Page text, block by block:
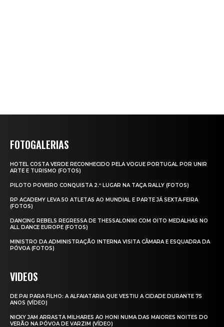
FOTOGALERIAS
HOTEL COSTA VERDE RECONHECIDO PELA VOGUE PORTUGAL POR UNIR
ARTE E TURISMO (FOTOS)
PILOTO POVEIRO CONQUISTA 2.º LUGAR NA TAÇA RALLY (FOTOS)
RP ACADEMY LEVA 50 ATLETAS AO MUNDIAL E PARTE JÁ SEXTA‑FEIRA
(FOTOS)
DANCING REBELS REGRESSA DE THESSALONIKI COM OITO MEDALHAS NO
ALL DANCE EUROPE (FOTOS)
MINISTRO DA ADMINISTRAÇÃO INTERNA VISITA CÂMARA E ESQUADRA DA
PÓVOA (FOTOS)
VIDEOS
DE PAI PARA FILHO: A ALFAIATARIA QUE VESTIU A CIDADE DURANTE 75
ANOS (VÍDEO)
NICKY JAM ARRASTA MILHARES AO HONI NUMA DAS MAIORES NOITES DO
VERÃO NA PÓVOA DE VARZIM (VÍDEO)